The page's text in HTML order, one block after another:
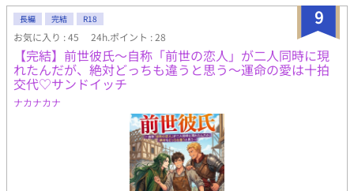
らけで。 Ω女のフェロモンレイプに合って、番契約をしてしまっ
た。 〜〜〜〜〜〜〜〜〜〜〜〜〜〜〜〜〜 最初は明るい(お馬
鹿？)テイスト その後は鬱展開 その後は？？？ の、予定です。 が
予定は未定(笑) 表紙はチャッピーに書いてもらいました。
〜〜〜〜〜〜〜〜〜〜〜〜〜〜〜〜〜 『努力に勝る…』のifスト
ーリーです。 ifストーリーですが、智則が大学に入るまでは『努
力に勝る…』の智則と共通しています。 (それを考えると智則って
罪作りすぎる……) 由希にぃが主人公。 九条様は、出てきませ
ん、ご了承下さい。 ストックが無くなるまではガンガン更新、そ
の後は、まったり更新予定。 気の長い人向けです。
9
長編 完結 R18
お気に入り : 45 24h.ポイント : 28
【完結】前世彼氏〜自称「前世の恋人」が二人同時に現
れたんだが、絶対どっちも違うと思う〜運命の愛は十拍
交代♡サンドイッチ
ナカナカナ